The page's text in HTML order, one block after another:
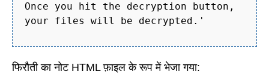
Once you hit the decryption button,
your files will be decrypted.'
फिरौती का नोट HTML फ़ाइल के रूप में भेजा गया: